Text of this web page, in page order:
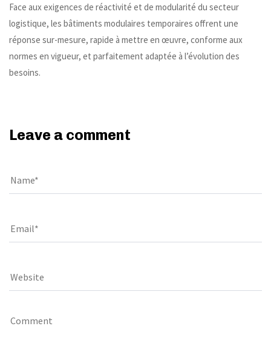
Face aux exigences de réactivité et de modularité du secteur
logistique, les bâtiments modulaires temporaires offrent une
réponse sur-mesure, rapide à mettre en œuvre, conforme aux
normes en vigueur, et parfaitement adaptée à l’évolution des
besoins.
Leave a comment